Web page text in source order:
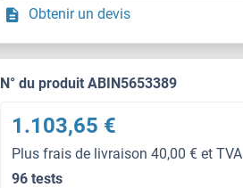
Obtenir un devis
N° du produit ABIN5653389
1.103,65 €
Plus frais de livraison 40,00 € et TVA
96 tests